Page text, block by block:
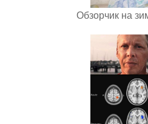
Обзорчик на